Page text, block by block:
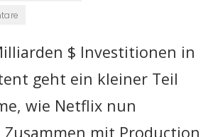
$ Investitionen in
geht ein kleiner Teil
wie Netflix nun
mit Production